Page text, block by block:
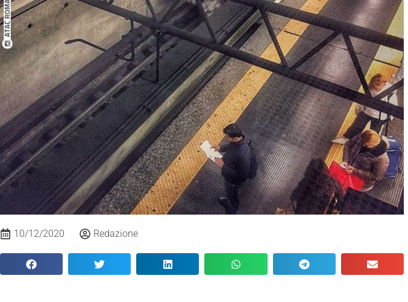
10/12/2020 Redazione